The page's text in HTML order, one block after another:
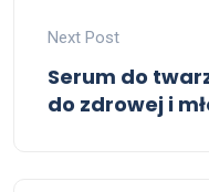
Next Post
Serum do
do zdrowej i